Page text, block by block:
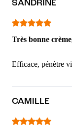
SANDRINE
Très bonne
Efficace, pénètre
CAMILLE